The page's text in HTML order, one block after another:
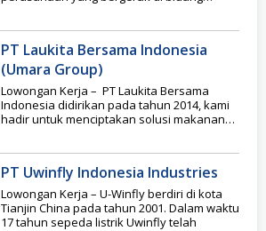
PT Laukita Bersama Indonesia
(Umara Group)
Lowongan Kerja – PT Laukita Bersama
Indonesia didirikan pada tahun 2014, kami
hadir untuk menciptakan solusi makanan
PT Uwinfly Indonesia Industries
Lowongan Kerja – U-Winfly berdiri di kota
Tianjin China pada tahun 2001. Dalam waktu
17 tahun sepeda listrik Uwinfly telah